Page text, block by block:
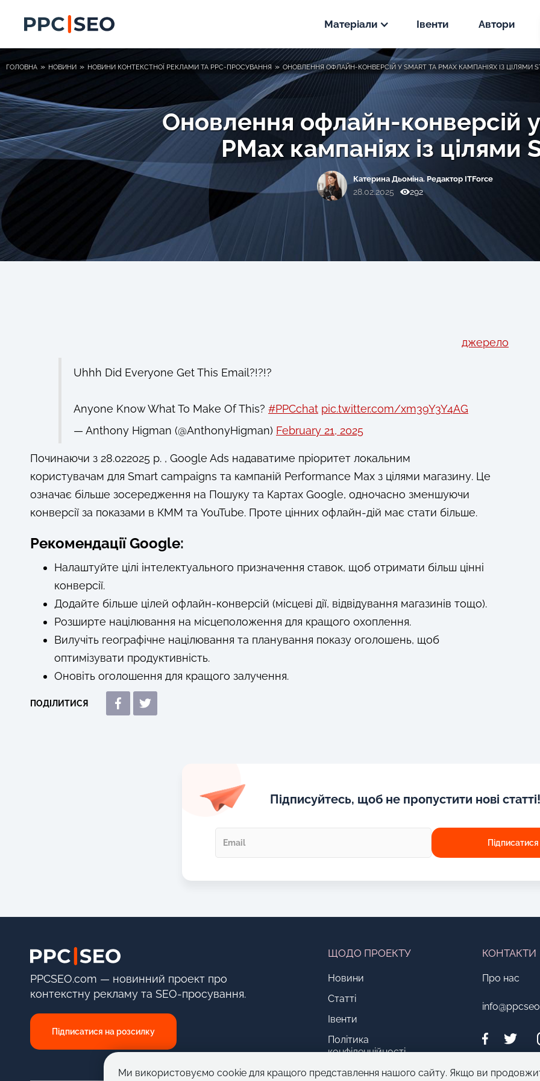
Матеріали
Новини
PPC
SEO
Кейси
SEO
Івенти Автори
ГОЛОВНА » НОВИНИ » НОВИНИ КОНТЕКСТНОЇ РЕКЛАМИ ТА PPC-ПРОСУВАННЯ » ОНОВЛЕННЯ ОФЛАЙН-КОНВЕРСІЙ У SMART ТА PMAX КАМПАНІЯХ ІЗ ЦІЛЯМИ
Оновлення офлайн-конверсій
PMax кампаніях із цілями
Катерина Дьоміна. Редактор ITForce
28.02.2025 292
джерело
Uhhh Did Everyone Get This Email?!?!?
Anyone Know What To Make Of This? #PPCchat pic.twitter.com/xm39Y3Y4AG
— Anthony Higman (@AnthonyHigman) February 21, 2025
Починаючи з 28.022025 р. , Google Ads надаватиме пріоритет локальним
користувачам для Smart campaigns та кампаній Performance Max з цілями магазину. Це
означає більше зосередження на Пошуку та Картах Google, одночасно зменшуючи
конверсії за показами в КММ та YouTube. Проте цінних офлайн-дій має стати більше.
Рекомендації Google:
Налаштуйте цілі інтелектуального призначення ставок, щоб отримати більш цінні
конверсії.
Додайте більше цілей офлайн-конверсій (місцеві дії, відвідування магазинів тощо).
Розширте націлювання на місцеположення для кращого охоплення.
Вилучіть географічне націлювання та планування показу оголошень, щоб
оптимізувати продуктивність.
Оновіть оголошення для кращого залучення.
ПОДІЛИТИСЯ
Підписуйтесь, щоб не пропустити нові статті!
PPCSEO.com — новинний проект про
контекстну рекламу та SEO-просування.
Підписатися на розсилку
ЩОДО ПРОЕКТУ
Новини
Статті
Івенти
Політика
конфіденційності
КОНТАКТИ
Про нас
Ми використовуємо cookie для кращого представлення нашого сайту. Якщо ви